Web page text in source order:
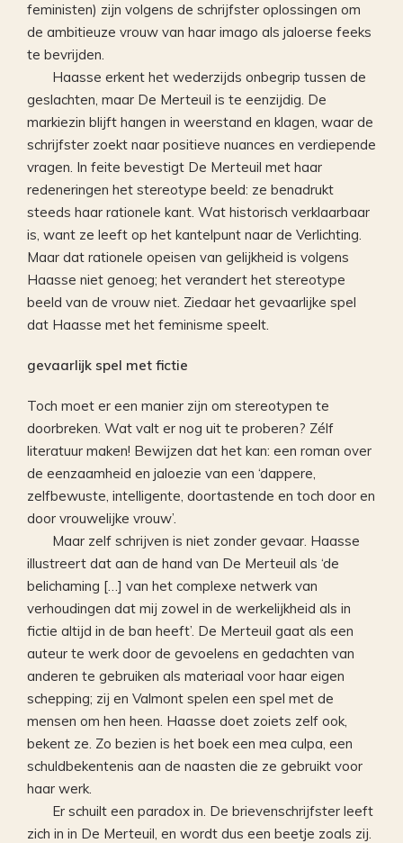
feministen) zijn volgens de schrijfster oplossingen om
de ambitieuze vrouw van haar imago als jaloerse feeks
te bevrijden.
Haasse erkent het wederzijds onbegrip tussen de
geslachten, maar De Merteuil is te eenzijdig. De
markiezin blijft hangen in weerstand en klagen, waar de
schrijfster zoekt naar positieve nuances en verdiepende
vragen. In feite bevestigt De Merteuil met haar
redeneringen het stereotype beeld: ze benadrukt
steeds haar rationele kant. Wat historisch verklaarbaar
is, want ze leeft op het kantelpunt naar de Verlichting.
Maar dat rationele opeisen van gelijkheid is volgens
Haasse niet genoeg; het verandert het stereotype
beeld van de vrouw niet. Ziedaar het gevaarlijke spel
dat Haasse met het feminisme speelt.
gevaarlijk spel met fictie
Toch moet er een manier zijn om stereotypen te
doorbreken. Wat valt er nog uit te proberen? Zélf
literatuur maken! Bewijzen dat het kan: een roman over
de eenzaamheid en jaloezie van een ‘dappere,
zelfbewuste, intelligente, doortastende en toch door en
door vrouwelijke vrouw’.
Maar zelf schrijven is niet zonder gevaar. Haasse
illustreert dat aan de hand van De Merteuil als ‘de
belichaming […] van het complexe netwerk van
verhoudingen dat mij zowel in de werkelijkheid als in
fictie altijd in de ban heeft’. De Merteuil gaat als een
auteur te werk door de gevoelens en gedachten van
anderen te gebruiken als materiaal voor haar eigen
schepping; zij en Valmont spelen een spel met de
mensen om hen heen. Haasse doet zoiets zelf ook,
bekent ze. Zo bezien is het boek een mea culpa, een
schuldbekentenis aan de naasten die ze gebruikt voor
haar werk.
Er schuilt een paradox in. De brievenschrijfster leeft
zich in in De Merteuil, en wordt dus een beetje zoals zij.